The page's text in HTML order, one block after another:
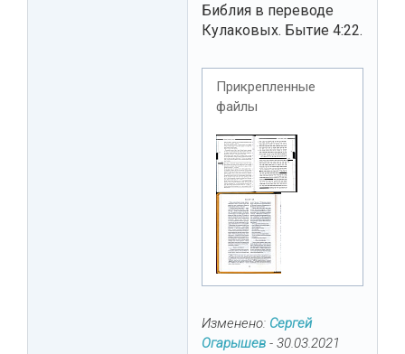
Библия в переводе
Кулаковых. Бытие 4:22.
Прикрепленные
файлы
Изменено: Сергей
Огарышев - 30.03.2021